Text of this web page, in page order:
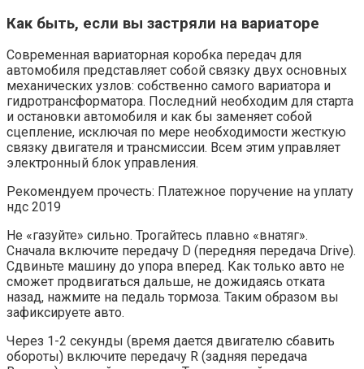
Как быть, если вы застряли на вариаторе
Современная вариаторная коробка передач для
автомобиля представляет собой связку двух основных
механических узлов: собственно самого вариатора и
гидротрансформатора. Последний необходим для старта
и остановки автомобиля и как бы заменяет собой
сцепление, исключая по мере необходимости жесткую
связку двигателя и трансмиссии. Всем этим управляет
электронный блок управления.
Рекомендуем прочесть: Платежное поручение на уплату
ндс 2019
Не «газуйте» сильно. Трогайтесь плавно «внатяг».
Сначала включите передачу D (передняя передача Drive).
Сдвиньте машину до упора вперед. Как только авто не
сможет продвигаться дальше, не дожидаясь отката
назад, нажмите на педаль тормоза. Таким образом вы
зафиксируете авто.
Через 1-2 секунды (время дается двигателю сбавить
обороты) включите передачу R (задняя передача